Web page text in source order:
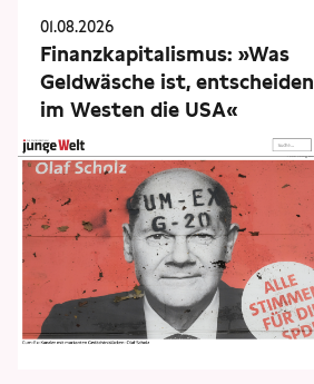
01.08.2026
Finanzkapitalismus: »Was
Geldwäsche ist, entscheiden
im Westen die USA«